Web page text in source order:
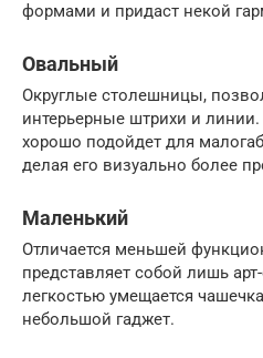
формами и придаст некой
Овальный
Округлые столешницы,
интерьерные штрихи и
хорошо подойдет для
делая его визуально более
Маленький
Отличается меньшей
представляет собой лишь
легкостью умещается
небольшой гаджет.